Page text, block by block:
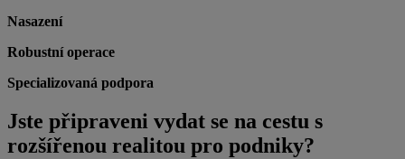
Nasazení
Robustní operace
Specializovaná podpora
Jste připraveni vydat se na cestu s
rozšířenou realitou pro podniky?